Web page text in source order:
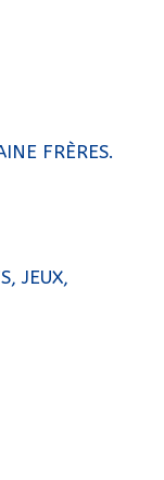
FRÈRES.
JEUX,